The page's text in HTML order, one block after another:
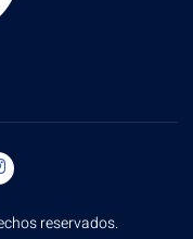
reservados.